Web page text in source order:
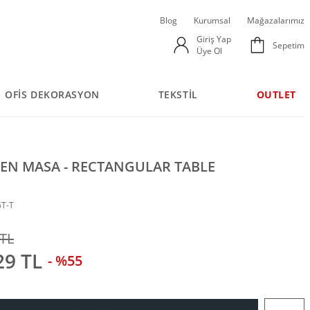
Blog Kurumsal
Mağazalarımız
Giriş Yap
Üye Ol
Sepetim
OFİS DEKORASYON TEKSTİL OUTLET
MASA - RECTANGULAR TABLE
T
TL - %55